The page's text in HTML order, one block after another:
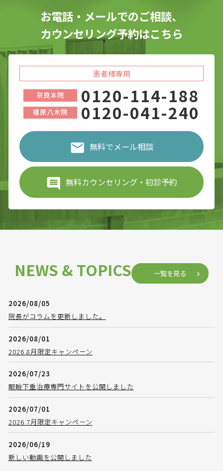
お電話・メールでのご相談、
カウンセリング予約はこちら
患者様専用
奈良本院 0120-114-188
橿原八木院 0120-041-240
無料でメール相談
無料カウンセリング・初診予約
NEWS & TOPICS 一覧を見る
2026/08/05
院長がコラムを更新しました。
2026/08/01
2026.8月限定キャンペーン
2026/07/23
眼瞼下垂治療専門サイトを公開しました
2026/07/01
2026.7月限定キャンペーン
2026/06/19
新しい動画を公開しました